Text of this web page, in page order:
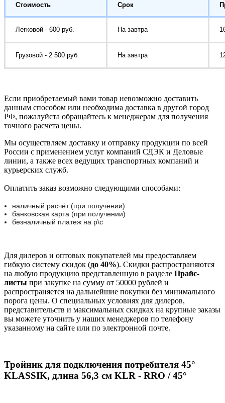
Стоимость Срок
Легковой - 600 руб. На завтра
Грузовой - 2 500 руб. На завтра
Если приобретаемый вами товар невозможно доставить
данным способом или необходима доставка в другой город
РФ, пожалуйста обращайтесь к менеджерам для получения
точного расчета цены.
Мы осуществляем доставку и отправку продукции по всей
России с применением услуг компаний СДЭК и Деловые
линии, а также всех ведущих транспортных компаний и
курьерских служб.
Оплатить заказ возможно следующими способами:
наличный расчёт (при получении)
банковская карта (при получении)
безналичный платеж на р\с
Для дилеров и оптовых покупателей мы предоставляем
гибкую систему скидок (до 40%). Скидки распространяются
на любую продукцию представленную в разделе Прайс-
листы при закупке на сумму от 50000 рублей и
распространяется на дальнейшие покупки без минимального
порога цены. О специальных условиях для дилеров,
представительств и максимальных скидках на крупные заказы
вы можете уточнить у наших менеджеров по телефону
указанному на сайте или по электронной почте.
Тройник для подключения потребителя 45°
KLASSIK, длина 56,3 см KLR - RRO / 45°